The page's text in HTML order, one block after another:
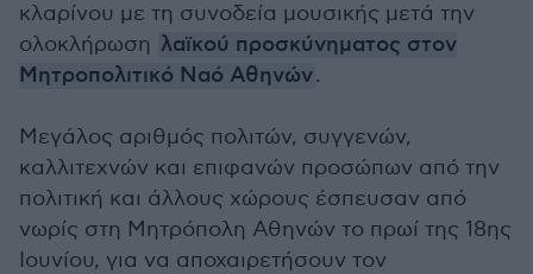
κλαρίνου με τη συνοδεία μουσικής μετά την
ολοκλήρωση λαϊκού προσκύνηματος στον
Μητροπολιτικό Ναό Αθηνών.
Μεγάλος αριθμός πολιτών, συγγενών,
καλλιτεχνών και επιφανών προσώπων από την
πολιτική και άλλους χώρους έσπευσαν από
νωρίς στη Μητρόπολη Αθηνών το πρωί της 18ης
Ιουνίου, για να αποχαιρετήσουν τον